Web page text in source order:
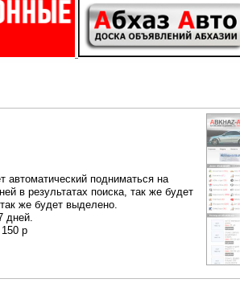
автоматический подниматься на
в результатах поиска, так же будет
же будет выделено.
дней.
р